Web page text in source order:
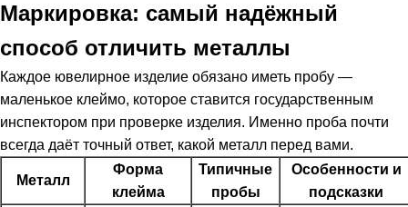
Маркировка: самый надёжный
способ отличить металлы
Каждое ювелирное изделие обязано иметь пробу —
маленькое клеймо, которое ставится государственным
инспектором при проверке изделия. Именно проба почти
всегда даёт точный ответ, какой металл перед вами.
Металл
Форма
клейма
Типичные
пробы
Особенности и
подсказки